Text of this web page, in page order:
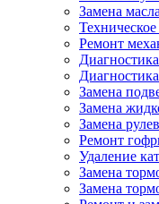
Замена
Ремонт
Замена
Замена
Замена
Ремонт
Удаление
Замена
Замена